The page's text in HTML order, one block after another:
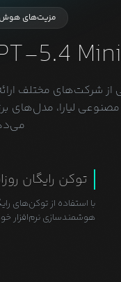
مزیت‌های
5.4 Mini
مختلف ارائه
لیارا، مدل‌های برتر
توکن رایگان
با استفاده از توکن‌های
هوشمندسازی نرم‌افزار